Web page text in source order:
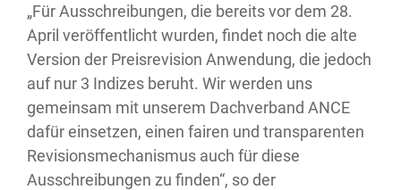
„Für Ausschreibungen, die bereits vor dem 28.
April veröffentlicht wurden, findet noch die alte
Version der Preisrevision Anwendung, die jedoch
auf nur 3 Indizes beruht. Wir werden uns
gemeinsam mit unserem Dachverband ANCE
dafür einsetzen, einen fairen und transparenten
Revisionsmechanismus auch für diese
Ausschreibungen zu finden“, so der